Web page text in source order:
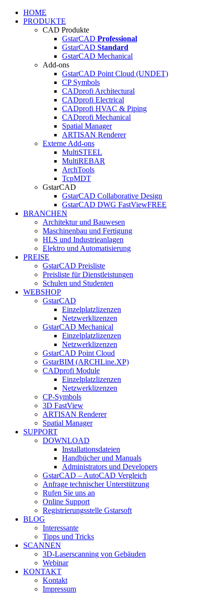
HOME
PRODUKTE
CAD Produkte
GstarCAD Professional
GstarCAD Standard
GstarCAD Mechanical
Add-ons
GstarCAD Point Cloud (UNDET)
CP Symbols
CADprofi Architectural
CADprofi Electrical
CADprofi HVAC & Piping
CADprofi Mechanical
Spatial Manager
ARTISAN Renderer
Externe Add-ons
MultiSTEEL
MultiREBAR
ArchTools
TcpMDT
GstarCAD
GstarCAD Collaborative Design
GstarCAD DWG FastViewFREE
BRANCHEN
Architektur und Bauwesen
Maschinenbau und Fertigung
HLS und Industrieanlagen
Elektro und Automatisierung
PREISE
GstarCAD Preisliste
Preisliste für Dienstleistungen
Schulen und Studenten
WEBSHOP
GstarCAD
Einzelplatzlizenzen
Netzwerklizenzen
GstarCAD Mechanical
Einzelplatzlizenzen
Netzwerklizenzen
GstarCAD Point Cloud
GstarBIM (ARCHLine.XP)
CADprofi Module
Einzelplatzlizenzen
Netzwerklizenzen
CP-Symbols
3D FastView
ARTISAN Renderer
Spatial Manager
SUPPORT
DOWNLOAD
Installationsdateien
Handbücher und Manuals
Administrators und Developers
GstarCAD – AutoCAD Vergleich
Anfrage technischer Unterstützung
Rufen Sie uns an
Online Support
Registrierungsstelle Gstarsoft
BLOG
Interessante
Tipps und Tricks
SCANNEN
3D-Laserscanning von Gebäuden
Webinar
KONTAKT
Kontakt
Impressum